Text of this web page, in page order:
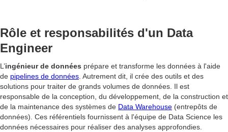
Rôle et responsabilités d'un Data
Engineer
L’ingénieur de données prépare et transforme les données à l'aide
de pipelines de données . Autrement dit, il crée des outils et des
solutions pour traiter de grands volumes de données. Il est
responsable de la conception, du développement, de la construction et
de la maintenance des systèmes de Data Warehouse (entrepôts de
données). Ces référentiels fournissent à l'équipe de Data Science les
données nécessaires pour réaliser des analyses approfondies.